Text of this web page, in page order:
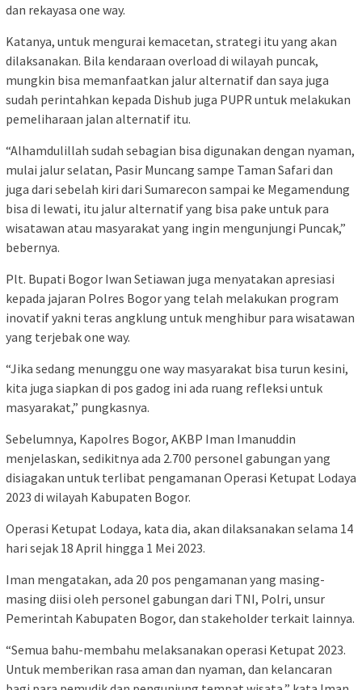
dan rekayasa one way.
Katanya, untuk mengurai kemacetan, strategi itu yang akan
dilaksanakan. Bila kendaraan overload di wilayah puncak,
mungkin bisa memanfaatkan jalur alternatif dan saya juga
sudah perintahkan kepada Dishub juga PUPR untuk melakukan
pemeliharaan jalan alternatif itu.
“Alhamdulillah sudah sebagian bisa digunakan dengan nyaman,
mulai jalur selatan, Pasir Muncang sampe Taman Safari dan
juga dari sebelah kiri dari Sumarecon sampai ke Megamendung
bisa di lewati, itu jalur alternatif yang bisa pake untuk para
wisatawan atau masyarakat yang ingin mengunjungi Puncak,”
bebernya.
Plt. Bupati Bogor Iwan Setiawan juga menyatakan apresiasi
kepada jajaran Polres Bogor yang telah melakukan program
inovatif yakni teras angklung untuk menghibur para wisatawan
yang terjebak one way.
“Jika sedang menunggu one way masyarakat bisa turun kesini,
kita juga siapkan di pos gadog ini ada ruang refleksi untuk
masyarakat,” pungkasnya.
Sebelumnya, Kapolres Bogor, AKBP Iman Imanuddin
menjelaskan, sedikitnya ada 2.700 personel gabungan yang
disiagakan untuk terlibat pengamanan Operasi Ketupat Lodaya
2023 di wilayah Kabupaten Bogor.
Operasi Ketupat Lodaya, kata dia, akan dilaksanakan selama 14
hari sejak 18 April hingga 1 Mei 2023.
Iman mengatakan, ada 20 pos pengamanan yang masing-
masing diisi oleh personel gabungan dari TNI, Polri, unsur
Pemerintah Kabupaten Bogor, dan stakeholder terkait lainnya.
“Semua bahu-membahu melaksanakan operasi Ketupat 2023.
Untuk memberikan rasa aman dan nyaman, dan kelancaran